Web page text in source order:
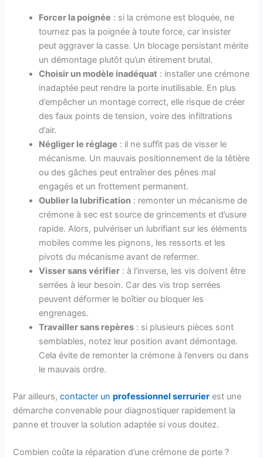
Forcer la poignée : si la crémone est bloquée, ne
tournez pas la poignée à toute force, car insister
peut aggraver la casse. Un blocage persistant mérite
un démontage plutôt qu’un étirement brutal.
Choisir un modèle inadéquat : installer une crémone
inadaptée peut rendre la porte inutilisable. En plus
d’empêcher un montage correct, elle risque de créer
des faux points de tension, voire des infiltrations
d’air.
Négliger le réglage : il ne suffit pas de visser le
mécanisme. Un mauvais positionnement de la têtière
ou des gâches peut entraîner des pênes mal
engagés et un frottement permanent.
Oublier la lubrification : remonter un mécanisme de
crémone à sec est source de grincements et d’usure
rapide. Alors, pulvériser un lubrifiant sur les éléments
mobiles comme les pignons, les ressorts et les
pivots du mécanisme avant de refermer.
Visser sans vérifier : à l’inverse, les vis doivent être
serrées à leur besoin. Car des vis trop serrées
peuvent déformer le boîtier ou bloquer les
engrenages.
Travailler sans repères : si plusieurs pièces sont
semblables, notez leur position avant démontage.
Cela évite de remonter la crémone à l’envers ou dans
le mauvais ordre.
Par ailleurs,contacter unprofessionnel serrurier est une
démarche convenable pour diagnostiquer rapidement la
panne et trouver la solution adaptée si vous doutez.
Combien coûte la réparation d’une crémone de porte ?